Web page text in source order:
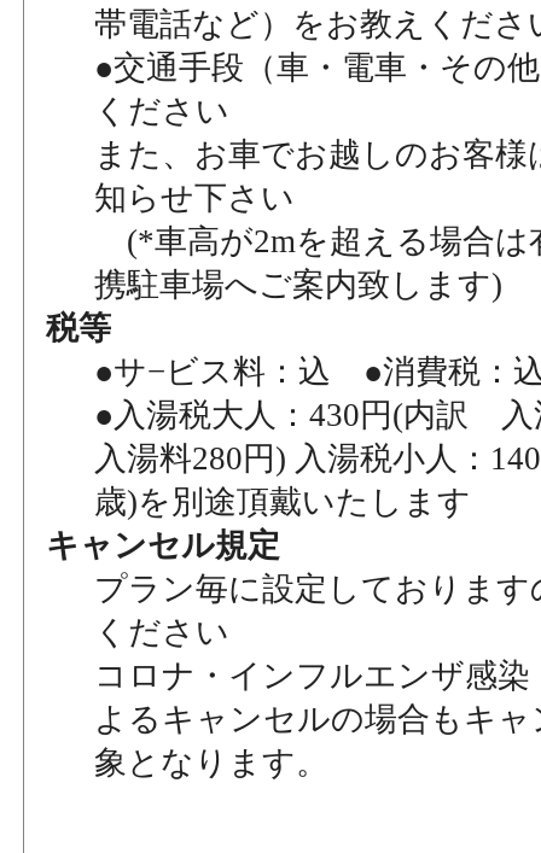
帯電話など）をお教えくださ
●交通手段（車・電車・その
ください
また、お車でお越しのお客様
知らせ下さい
(*車高が2mを超える場合は
携駐車場へご案内致します)
税等
●サ−ビス料：込 ●消費税：
●入湯税大人：430円(内訳 入
入湯料280円) 入湯税小人：
歳)を別途頂戴いたします
キャンセル規定
プラン毎に設定しております
ください
コロナ・インフルエンザ感染
よるキャンセルの場合もキ
象となります。